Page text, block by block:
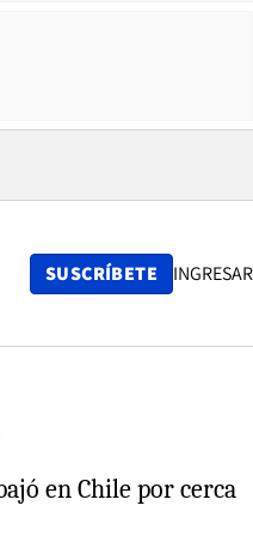
SUSCRÍBETE INGRESAR
en Chile por cerca